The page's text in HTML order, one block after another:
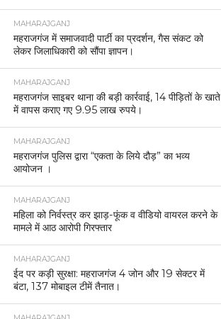
MAHARAJGANJ
महराजगंज में समाजवादी पार्टी का प्रदर्शन, गैस संकट को
लेकर जिलाधिकारी को सौंपा ज्ञापन।
MAHARAJGANJ
महराजगंज साइबर थाना की बड़ी कार्रवाई, 14 पीड़ितों के खाते
में वापस कराए गए 9.95 लाख रुपये।
MAHARAJGANJ
महराजगंज पुलिस द्वारा “एकता के लिये दौड़” का भव्य
आयोजन ।
MAHARAJGANJ
महिला को निर्वस्त्र कर झाड़-फूंक व वीडियो वायरल करने के
मामले में आठ आरोपी गिरफ्तार
MAHARAJGANJ
ईद पर कड़ी सुरक्षा: महराजगंज 4 जोन और 19 सेक्टर में
बंटा, 137 मोबाइल टीमें तैनात।